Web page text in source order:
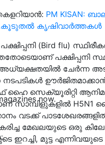
now.
PM KISAN:
കൃഷിവാർത്തകൾ
(Bird flu)
പക്ഷിപ്പനി
ചേര്‍ന്ന
ഓഫ് ഹൈ സെക്യൂരിറ്റി
സാമ്പിളുകളില്‍ H5N1
വടക്ക്
മേഖലയുടെ ഒരു
ഇറച്ചി, മുട്ട